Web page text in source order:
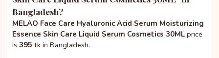
Bangladesh?
MELAO Face Care Hyaluronic Acid Serum Moisturizing
Essence Skin Care Liquid Serum Cosmetics 30ML price
is 395 tk in Bangladesh.